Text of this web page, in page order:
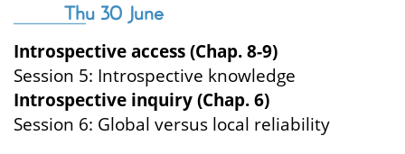
Thu 30 June
Introspective access (Chap. 8-9)
Session 5: Introspective knowledge
Introspective inquiry (Chap. 6)
Session 6: Global versus local reliability